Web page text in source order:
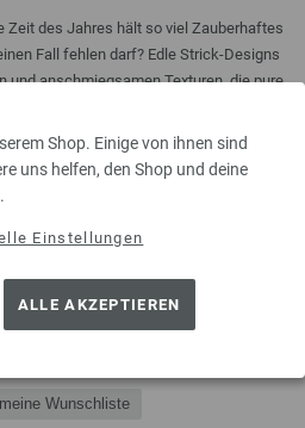
Shop. Einige von ihnen sind
uns helfen, den Shop und deine
Einstellungen
ALLE AKZEPTIEREN
Zeit des Jahres hält so viel Zauberhaftes
Fall fehlen darf? Edle Strick-Designs
und anschmiegsamen Texturen, die pure
Geschichten ...
zzgl.Versandkosten
LEGEN
Wunschliste